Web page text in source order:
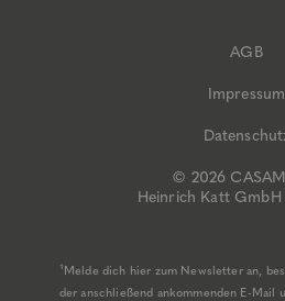
© 2026
Heinrich Katt
AGB
Impressum
¹Melde dich hier zum Newsletter an,
der anschließend ankommenden E-Mail